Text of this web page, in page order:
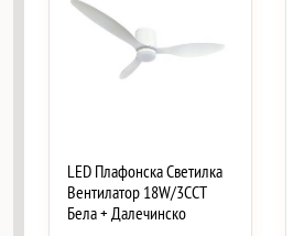
LED Плафонска Светилка
Вентилатор 18W/3CCT
Бела + Далечинско